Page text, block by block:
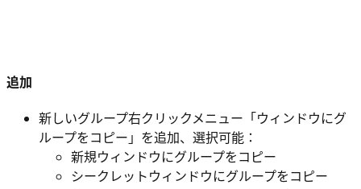
追加
新しいグループ右クリックメニュー「ウィンドウにグ
ループをコピー」を追加、選択可能：
新規ウィンドウにグループをコピー
シークレットウィンドウにグループをコピー